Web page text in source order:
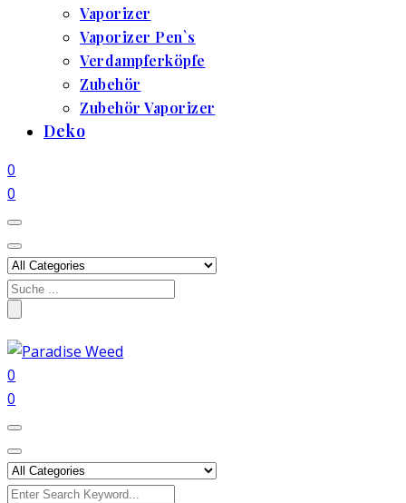
Vaporizer
Vaporizer Pen`s
Verdampferköpfe
Zubehör
Zubehör Vaporizer
Deko
0
0
Search
0
0
Search